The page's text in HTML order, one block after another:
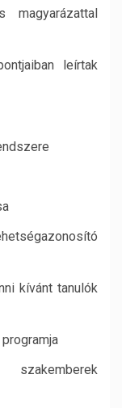
magyarázattal
leírtak
kívánt tanulók